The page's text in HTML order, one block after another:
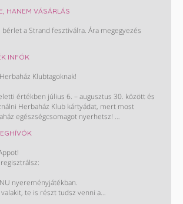
HANEM VÁSÁRLÁS
bérlet a Strand fesztiválra. Ára megegyezés
INFÓK
Klubtagoknak!
értékben július 6. – augusztus 30. között és
Herbaház Klub kártyádat, mert most
egészségcsomagot nyerhetsz!
vásárolsz 8000 Ft felett július 6. és
tiéd lehet a főnyeremény:
bevásárlás! Kisorsolunk egy 30 000 és
levásárolható ajándékkártyát is. Így könnyű
nyereményjátékban.
te is részt tudsz venni a